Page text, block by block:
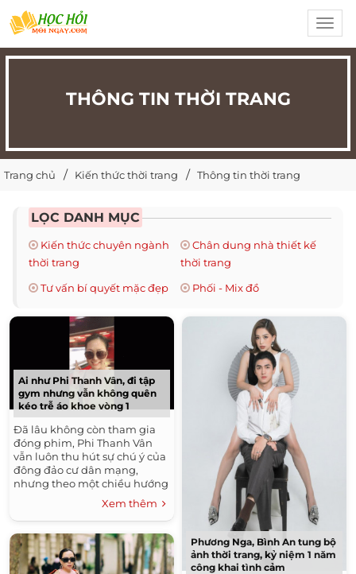
THÔNG TIN THỜI TRANG
Trang chủ Kiến thức thời trang Thông tin thời trang
LỌC DANH MỤC
Kiến thức chuyên ngành
thời trang
Chân dung nhà thiết kế
thời trang
Tư vấn bí quyết mặc đẹp
Phối - Mix đồ
Ai như Phi Thanh Vân, đi tập
gym nhưng vẫn không quên
kéo trễ áo khoe vòng 1
Đã lâu không còn tham gia
đóng phim, Phi Thanh Vân
vẫn luôn thu hút sự chú ý của
đông đảo cư dân mạng,
nhưng theo một chiều hướng
khá tiêu cực. Không chỉ bởi
câu chuyện nghiện phẫu
thuật...
Xem thêm
Phương Nga, Bình An tung bộ
ảnh thời trang, kỷ niệm 1 năm
công khai tình cảm